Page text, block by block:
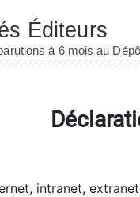
intranet,